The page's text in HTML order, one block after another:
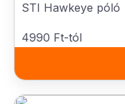
STI Hawkeye póló
4990 Ft-tól